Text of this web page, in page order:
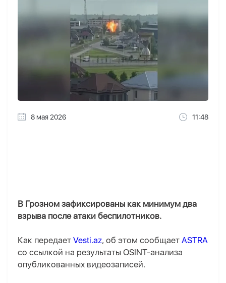
8 мая 2026 11:48
В Грозном зафиксированы как минимум два
взрыва после атаки беспилотников.
Как передает Vesti.az, об этом сообщает ASTRA
со ссылкой на результаты OSINT-анализа
опубликованных видеозаписей.